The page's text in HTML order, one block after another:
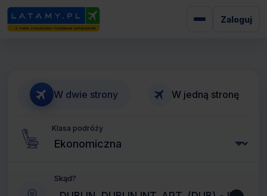
Zaloguj
W dwie strony W jedną stronę
Klasa podróży
Skąd?